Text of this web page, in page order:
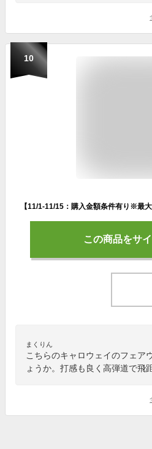
10
この商品をサ
まくりん
こちらのキャロウェイのフェア
ょうか。打感も良く高弾道で飛